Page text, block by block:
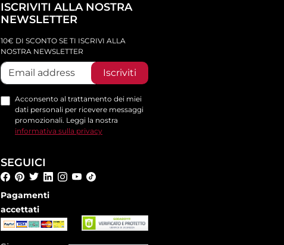
ISCRIVITI ALLA NOSTRA
NEWSLETTER
10€ DI SCONTO SE TI ISCRIVI ALLA
NOSTRA NEWSLETTER
Iscriviti
Acconsento al trattamento dei miei
dati personali per ricevere messaggi
promozionali. Leggi la nostra
informativa sulla privacy
SEGUICI
Pagamenti
accettati